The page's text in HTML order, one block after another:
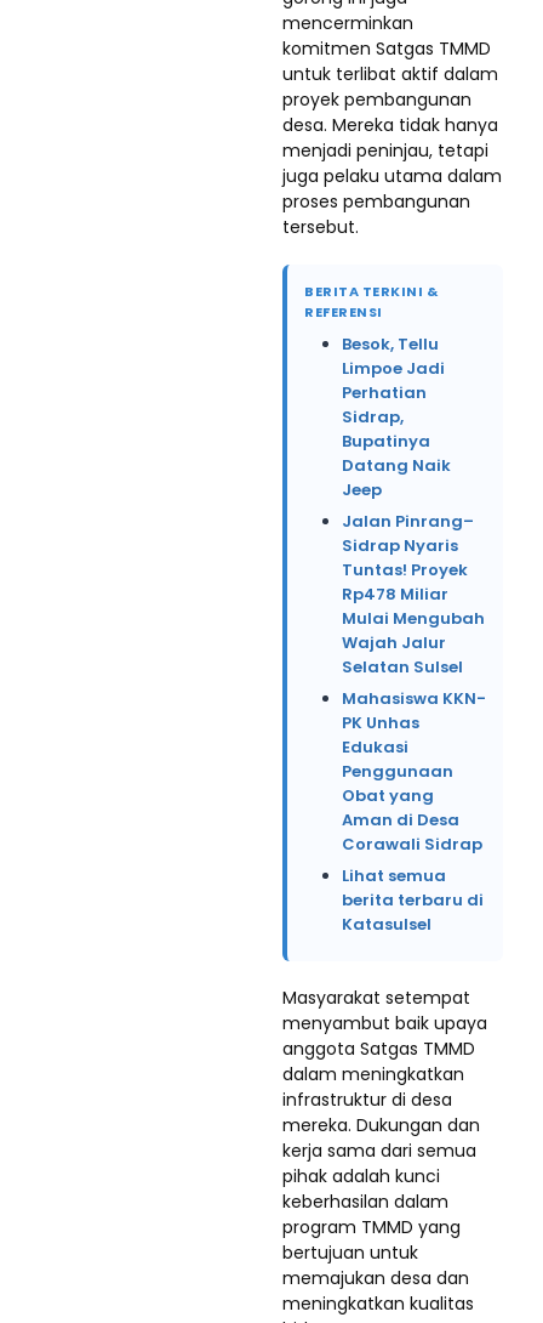
mencerminkan
komitmen Satgas TMMD
untuk terlibat aktif dalam
proyek pembangunan
desa. Mereka tidak hanya
menjadi peninjau, tetapi
juga pelaku utama dalam
proses pembangunan
tersebut.
BERITA TERKINI &
REFERENSI
Besok, Tellu
Limpoe Jadi
Perhatian
Sidrap,
Bupatinya
Datang Naik
Jeep
Jalan Pinrang–
Sidrap Nyaris
Tuntas! Proyek
Rp478 Miliar
Mulai Mengubah
Wajah Jalur
Selatan Sulsel
Mahasiswa KKN-
PK Unhas
Edukasi
Penggunaan
Obat yang
Aman di Desa
Corawali Sidrap
Lihat semua
berita terbaru di
Katasulsel
Masyarakat setempat
menyambut baik upaya
anggota Satgas TMMD
dalam meningkatkan
infrastruktur di desa
mereka. Dukungan dan
kerja sama dari semua
pihak adalah kunci
keberhasilan dalam
program TMMD yang
bertujuan untuk
memajukan desa dan
meningkatkan kualitas